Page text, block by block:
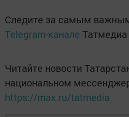
Следите за самым
Telegram-канале Татмедиа
Читайте новости
национальном
https://max.ru/tatmedia